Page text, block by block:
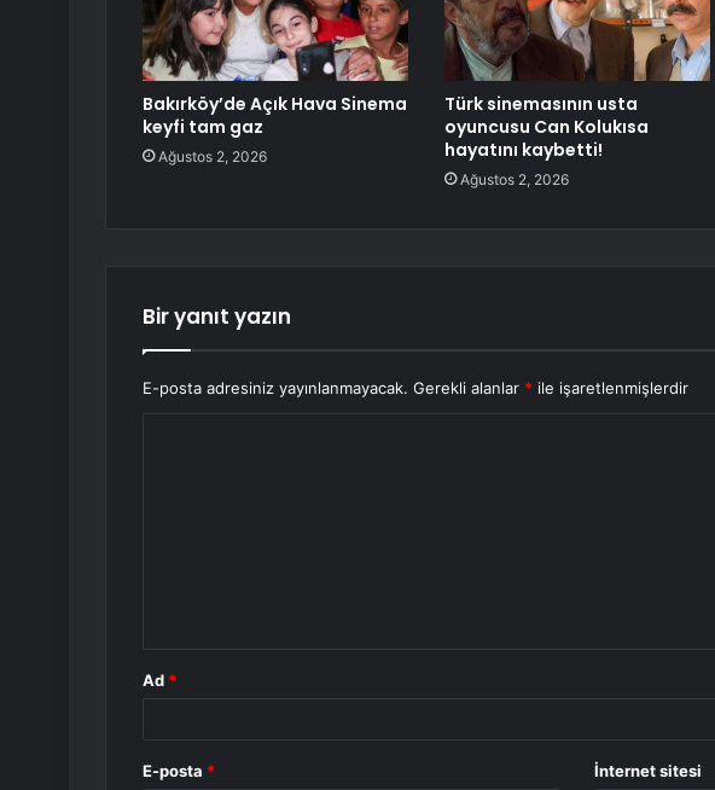
Bakırköy’de Açık Hava Sinema
keyfi tam gaz
Ağustos 2, 2026
Türk sinemasının usta
oyuncusu Can Kolukısa
hayatını kaybetti!
Ağustos 2, 2026
Bir yanıt yazın
E-posta adresiniz yayınlanmayacak. Gerekli alanlar * ile işaretlenmişlerdir
Ad *
E-posta * İnternet sitesi